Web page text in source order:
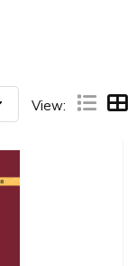
View: